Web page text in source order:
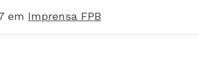
em Imprensa FPB